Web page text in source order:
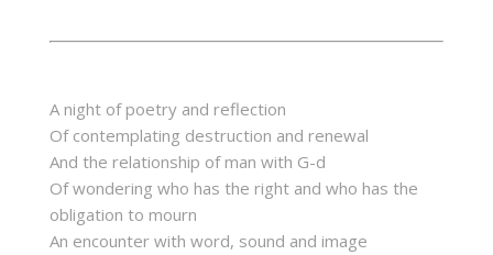
A night of poetry and reflection
Of contemplating destruction and renewal
And the relationship of man with G-d
Of wondering who has the right and who has the
obligation to mourn
An encounter with word, sound and image